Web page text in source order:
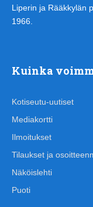
Liperin ja Rääkkylän
1966.
Kuinka
Kotiseutu-uutiset
Mediakortti
Ilmoitukset
Tilaukset ja
Näköislehti
Puoti